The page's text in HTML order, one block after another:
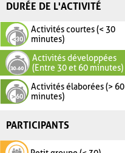
DURÉE DE L'ACTIVITÉ
Activités courtes (< 30
minutes)
Activités développées
(Entre 30 et 60 minutes)
Activités élaborées (> 60
minutes)
PARTICIPANTS